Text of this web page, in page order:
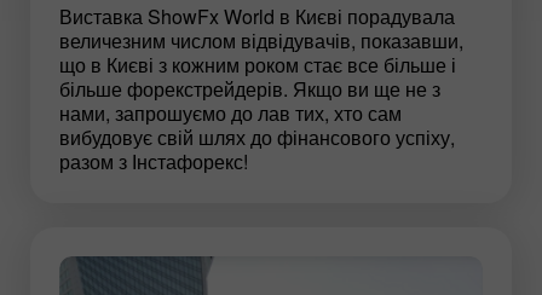
Виставка ShowFx World в Києві порадувала
величезним числом відвідувачів, показавши,
що в Києві з кожним роком стає все більше і
більше форекстрейдерів. Якщо ви ще не з
нами, запрошуємо до лав тих, хто сам
вибудовує свій шлях до фінансового успіху,
разом з Інстафорекс!